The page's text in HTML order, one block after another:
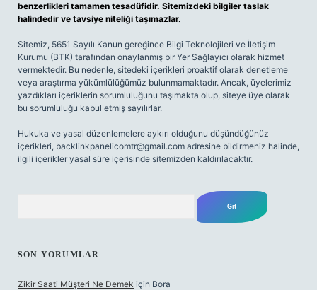
benzerlikleri tamamen tesadüfidir. Sitemizdeki bilgiler taslak
halindedir ve tavsiye niteliği taşımazlar.
Sitemiz, 5651 Sayılı Kanun gereğince Bilgi Teknolojileri ve İletişim
Kurumu (BTK) tarafından onaylanmış bir Yer Sağlayıcı olarak hizmet
vermektedir. Bu nedenle, sitedeki içerikleri proaktif olarak denetleme
veya araştırma yükümlülüğümüz bulunmamaktadır. Ancak, üyelerimiz
yazdıkları içeriklerin sorumluluğunu taşımakta olup, siteye üye olarak
bu sorumluluğu kabul etmiş sayılırlar.
Hukuka ve yasal düzenlemelere aykırı olduğunu düşündüğünüz
içerikleri, backlinkpanelicomtr@gmail.com adresine bildirmeniz halinde,
ilgili içerikler yasal süre içerisinde sitemizden kaldırılacaktır.
SON YORUMLAR
Zikir Saati Müşteri Ne Demek için Bora